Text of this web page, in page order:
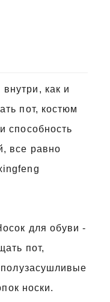
как и
пот, костюм
способность
все равно
для обуви -
пот,
полузасушливые
носки.